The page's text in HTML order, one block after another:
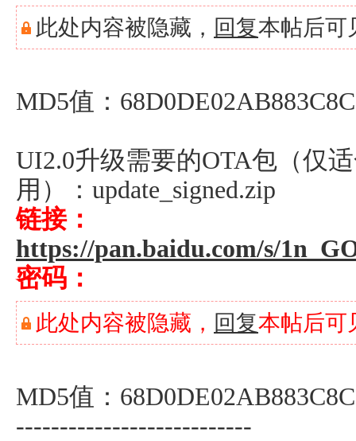
此处内容被隐藏， 回复本帖后可
MD5值：
UI2.0升级需要的OTA包（仅
用）：update_signed.zip
链接：
https://pan.baidu.com/s/
密码：
此处内容被隐藏， 回复本帖后可
MD5值：
---------------------------